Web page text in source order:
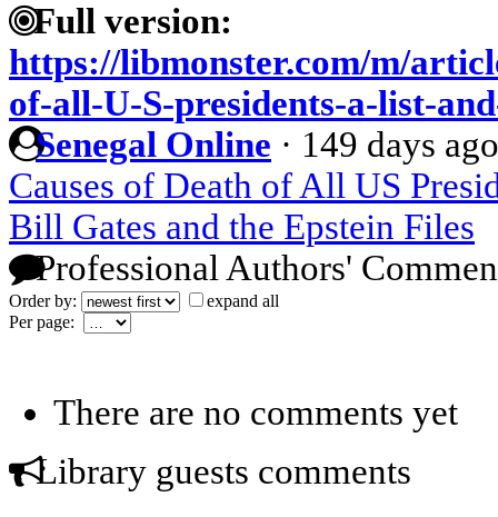
Full version:
https://libmonster.com/m/
of-all-U-S-presidents-a-list-
Senegal Online · 149 days ago
Causes of Death of All US
Bill Gates and the Epstein Files
Professional Authors'
Order by:
expand all
Per page:
There are no comments yet
Library guests comments